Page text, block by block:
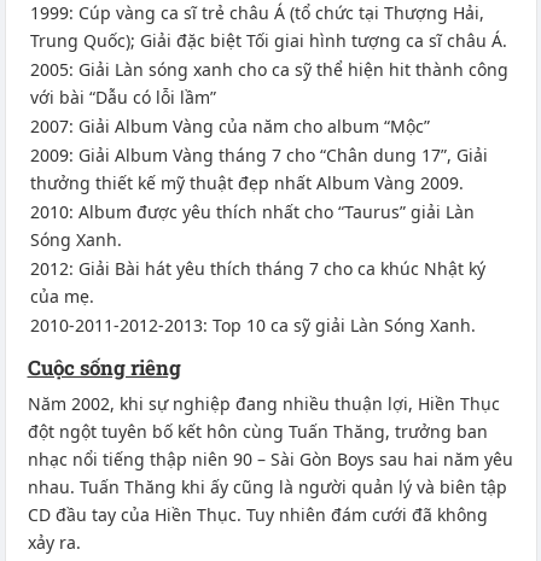
1999: Cúp vàng ca sĩ trẻ châu Á (tổ chức tại Thượng Hải,
Trung Quốc); Giải đặc biệt Tối giai hình tượng ca sĩ châu Á.
2005: Giải Làn sóng xanh cho ca sỹ thể hiện hit thành công
với bài “Dẫu có lỗi lầm”
2007: Giải Album Vàng của năm cho album “Mộc”
2009: Giải Album Vàng tháng 7 cho “Chân dung 17”, Giải
thưởng thiết kế mỹ thuật đẹp nhất Album Vàng 2009.
2010: Album được yêu thích nhất cho “Taurus” giải Làn
Sóng Xanh.
2012: Giải Bài hát yêu thích tháng 7 cho ca khúc Nhật ký
của mẹ.
2010-2011-2012-2013: Top 10 ca sỹ giải Làn Sóng Xanh.
Cuộc sống riêng
Năm 2002, khi sự nghiệp đang nhiều thuận lợi, Hiền Thục
đột ngột tuyên bố kết hôn cùng Tuấn Thăng, trưởng ban
nhạc nổi tiếng thập niên 90 – Sài Gòn Boys sau hai năm yêu
nhau. Tuấn Thăng khi ấy cũng là người quản lý và biên tập
CD đầu tay của Hiền Thục. Tuy nhiên đám cưới đã không
xảy ra.